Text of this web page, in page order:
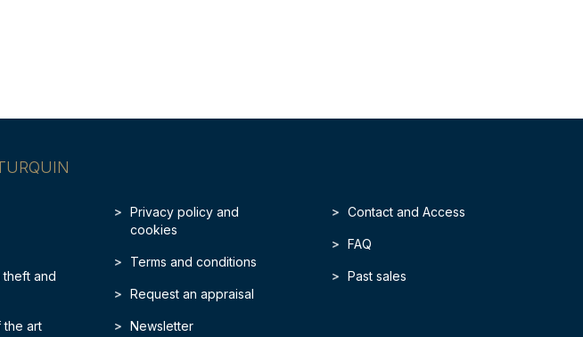
theft and
the art
Privacy policy and
cookies
Terms and conditions
Request an appraisal
Newsletter
Contact and Access
FAQ
Past sales